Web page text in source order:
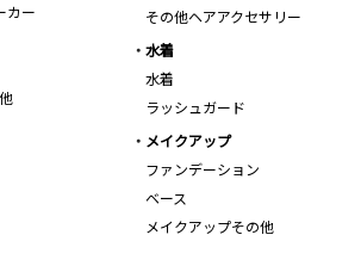
カー
その他ヘアアクセサリー
水着
水着
ラッシュガード
メイクアップ
ファンデーション
ベース
メイクアップその他